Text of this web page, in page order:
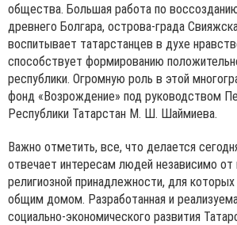
общества. Большая работа по
древнего Болгара, острова-града
воспитывает татарстанцев в духе
способствует формированию
республики. Огромную роль в этой
фонд «Возрождение» под руководством
Республики Татарстан М. Ш. Шаймиева.
Важно отметить, все, что делается
отвечает интересам людей независимо от
религиозной принадлежности, для
общим домом. Разработанная и
социально-экономического развития